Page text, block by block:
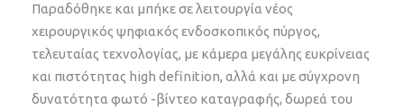
Παραδόθηκε και μπήκε σε λειτουργία νέος
χειρουργικός ψηφιακός ενδοσκοπικός πύργος,
τελευταίας τεχνολογίας, με κάμερα μεγάλης ευκρίνειας
και πιστότητας high definition, αλλά και με σύγχρονη
δυνατότητα φωτό -βίντεο καταγραφής, δωρεά του